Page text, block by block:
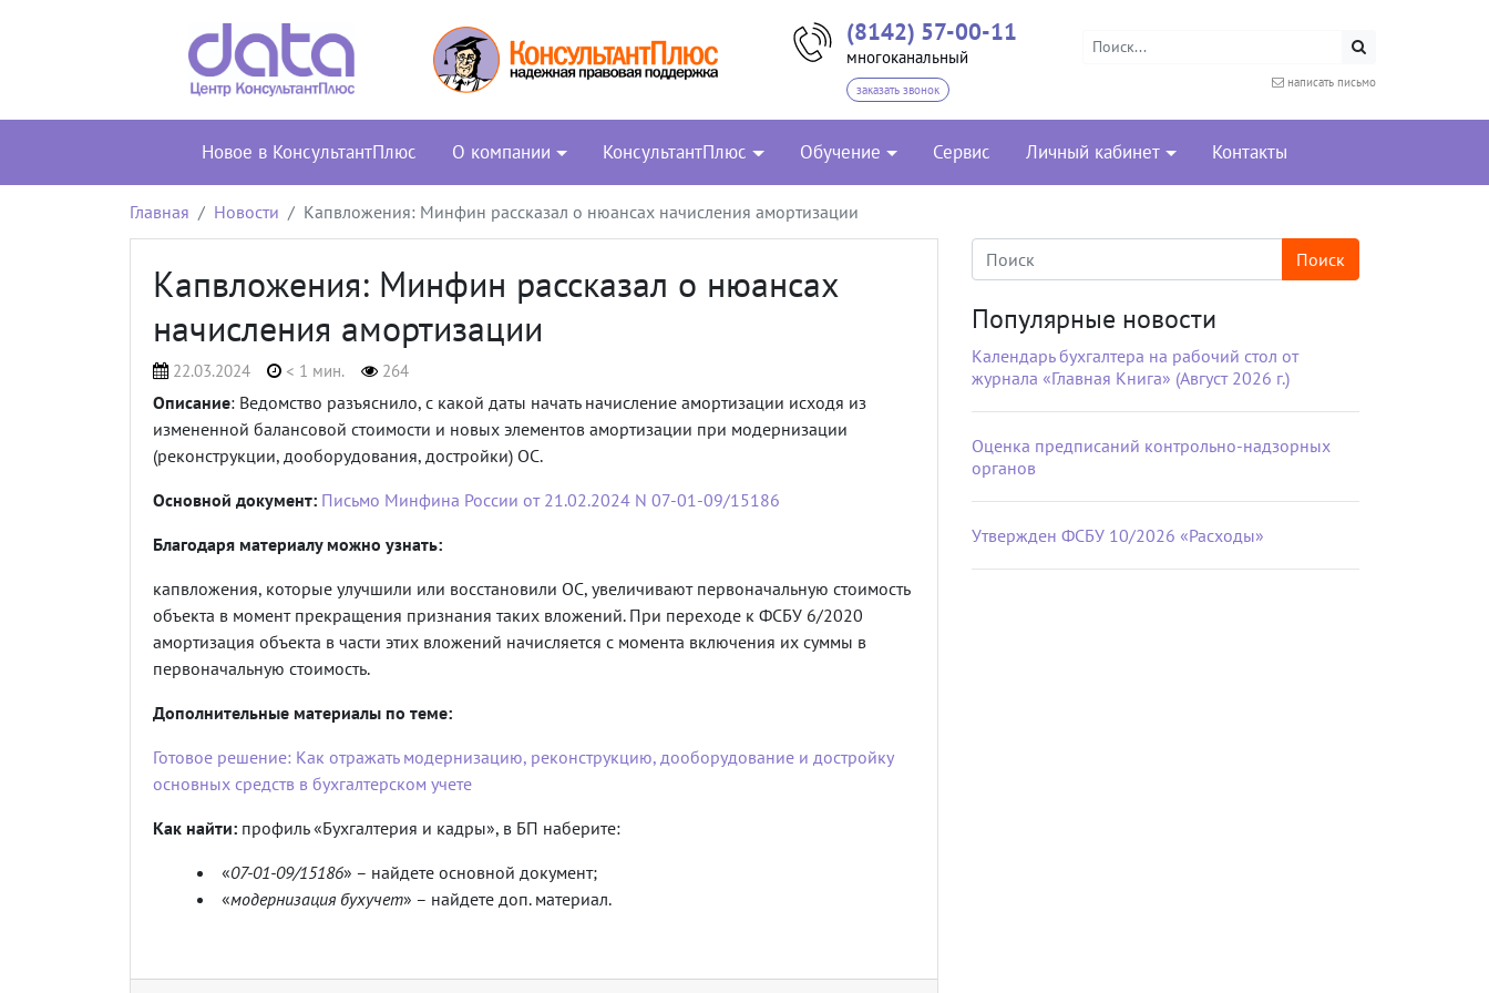
(8142) 57-00-11
многоканальный
заказать звонок
написать письмо
Новое в КонсультантПлюс О компании КонсультантПлюс Обучение Сервис Личный кабинет Контакты
Главная Новости Капвложения: Минфин рассказал о нюансах начисления амортизации
Капвложения: Минфин рассказал о нюансах
начисления амортизации
22.03.2024 < 1 мин. 264
Описание: Ведомство разъяснило, с какой даты начать начисление амортизации исходя из
измененной балансовой стоимости и новых элементов амортизации при модернизации
(реконструкции, дооборудования, достройки) ОС.
Основной документ: Письмо Минфина России от 21.02.2024 N 07-01-09/15186
Благодаря материалу можно узнать:
капвложения, которые улучшили или восстановили ОС, увеличивают первоначальную стоимость
объекта в момент прекращения признания таких вложений. При переходе к ФСБУ 6/2020
амортизация объекта в части этих вложений начисляется с момента включения их суммы в
первоначальную стоимость.
Дополнительные материалы по теме:
Готовое решение: Как отражать модернизацию, реконструкцию, дооборудование и достройку
основных средств в бухгалтерском учете
Как найти: профиль «Бухгалтерия и кадры», в БП наберите:
«07-01-09/15186» – найдете основной документ;
«модернизация бухучет» – найдете доп. материал.
Популярные новости
Календарь бухгалтера на рабочий стол от
журнала «Главная Книга» (Август 2026 г.)
Оценка предписаний контрольно-надзорных
органов
Утвержден ФСБУ 10/2026 «Расходы»